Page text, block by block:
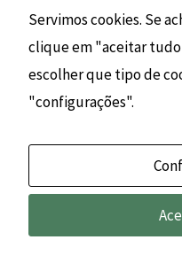
próxima vez que eu
©
Servimos cookies. Se
clique em "aceitar
escolher que tipo de
"configurações".